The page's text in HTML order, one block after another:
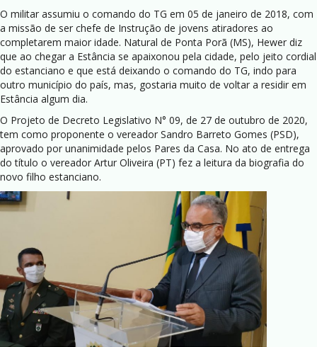
O militar assumiu o comando do TG em 05 de janeiro de 2018, com
a missão de ser chefe de Instrução de jovens atiradores ao
completarem maior idade. Natural de Ponta Porã (MS), Hewer diz
que ao chegar a Estância se apaixonou pela cidade, pelo jeito cordial
do estanciano e que está deixando o comando do TG, indo para
outro município do país, mas, gostaria muito de voltar a residir em
Estância algum dia.
O Projeto de Decreto Legislativo N° 09, de 27 de outubro de 2020,
tem como proponente o vereador Sandro Barreto Gomes (PSD),
aprovado por unanimidade pelos Pares da Casa. No ato de entrega
do título o vereador Artur Oliveira (PT) fez a leitura da biografia do
novo filho estanciano.